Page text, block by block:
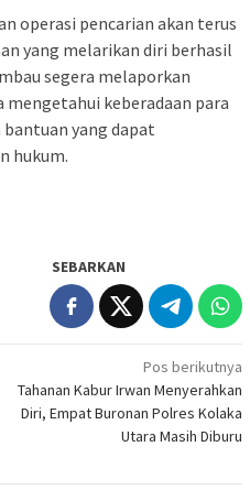
operasi pencarian akan terus
yang melarikan diri berhasil
segera melaporkan
keberadaan para
yang dapat
hukum.
SEBARKAN
Pos berikutnya
Tahanan Kabur Irwan Menyerahkan
Diri, Empat Buronan Polres Kolaka
Utara Masih Diburu